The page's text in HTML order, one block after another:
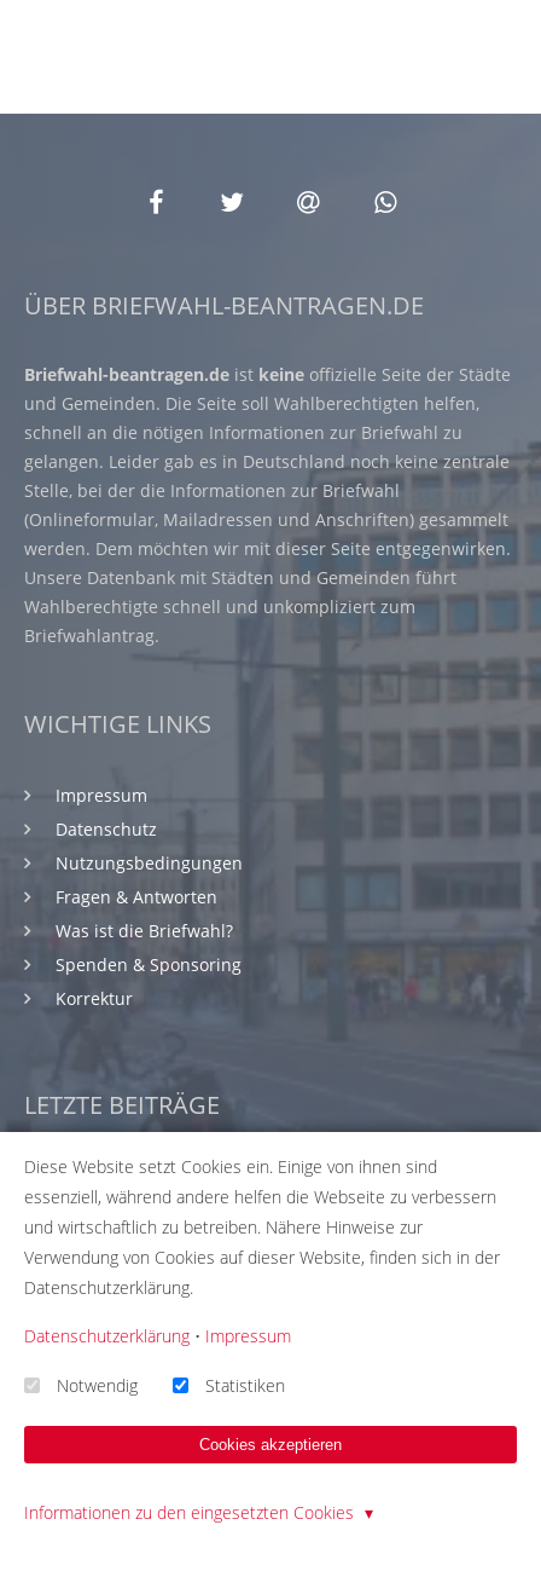
ÜBER BRIEFWAHL-BEANTRAGEN.DE
Briefwahl-beantragen.de ist keine offizielle Seite der Städte
und Gemeinden. Die Seite soll Wahlberechtigten helfen,
schnell an die nötigen Informationen zur Briefwahl zu
gelangen. Leider gab es in Deutschland noch keine zentrale
Stelle, bei der die Informationen zur Briefwahl
(Onlineformular, Mailadressen und Anschriften) gesammelt
werden. Dem möchten wir mit dieser Seite entgegenwirken.
Unsere Datenbank mit Städten und Gemeinden führt
Wahlberechtigte schnell und unkompliziert zum
Briefwahlantrag.
WICHTIGE LINKS
Impressum
Datenschutz
Nutzungsbedingungen
Fragen & Antworten
Was ist die Briefwahl?
Spenden & Sponsoring
Korrektur
LETZTE BEITRÄGE
28.05.26
Interview mit einer Briefwählerin: Nutzen, Vertrauen &
Verbesserungen
13.05.26
Andere Art der Briefwahl: Hamburger stimmen über Olympia-
Bewerbung ab
Interview mit einer Wahlhelferin: Betrug? Ungültige Stimmen?
Bitte beachte: Wir versuchen alle Daten und Informationen
Datenbank gefunden haben, hilf uns bei der
Diese Website setzt Cookies ein. Einige von ihnen sind
essenziell, während andere helfen die Webseite zu verbessern
und wirtschaftlich zu betreiben. Nähere Hinweise zur
Verwendung von Cookies auf dieser Website, finden sich in der
Datenschutzerklärung.
Datenschutzerklärung • Impressum
Notwendig Statistiken
Cookies akzeptieren
Informationen zu den eingesetzten Cookies